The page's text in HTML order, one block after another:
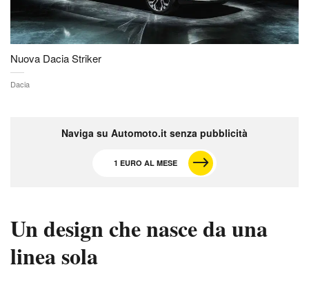
Nuova Dacia Striker
Dacia
Naviga su Automoto.it senza pubblicità
1 EURO AL MESE
Un design che nasce da una
linea sola